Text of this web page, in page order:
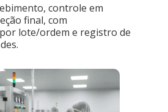
controle em
final, com
lote/ordem e registro de